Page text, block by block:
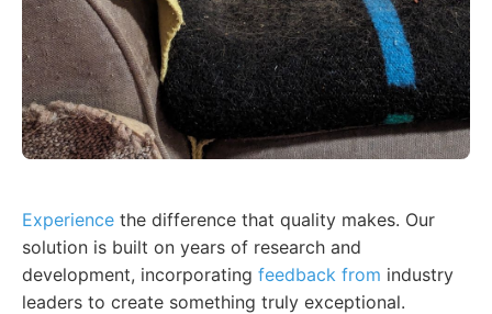
Experience the difference that quality makes. Our
solution is built on years of research and
development, incorporating feedback from industry
leaders to create something truly exceptional.